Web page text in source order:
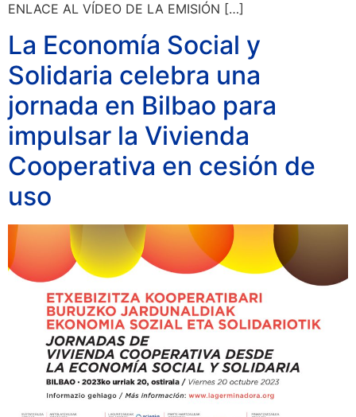
ENLACE AL VÍDEO DE LA EMISIÓN […]
La Economía Social y
Solidaria celebra una
jornada en Bilbao para
impulsar la Vivienda
Cooperativa en cesión de
uso